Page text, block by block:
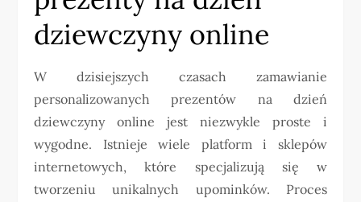
dziewczyny online
W dzisiejszych czasach zamawianie
personalizowanych prezentów na dzień
dziewczyny online jest niezwykle proste i
wygodne. Istnieje wiele platform i sklepów
internetowych, które specjalizują się w
tworzeniu unikalnych upominków. Proces